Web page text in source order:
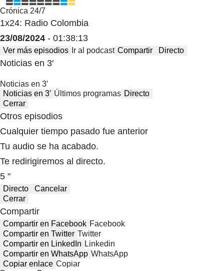
Crónica 24/7
1x24: Radio Colombia
23/08/2024 - 01:38:13
Ver más episodios Ir al podcast Compartir Directo
Noticias en 3′
Noticias en 3′
Noticias en 3′ Últimos programas Directo
Cerrar
Otros episodios
Cualquier tiempo pasado fue anterior
Tu audio se ha acabado.
Te redirigiremos al directo.
5 "
Directo
Cancelar
Cerrar
Compartir
Compartir en Facebook Facebook
Compartir en Twitter Twitter
Compartir en LinkedIn Linkedin
Compartir en WhatsApp WhatsApp
Copiar enlace Copiar